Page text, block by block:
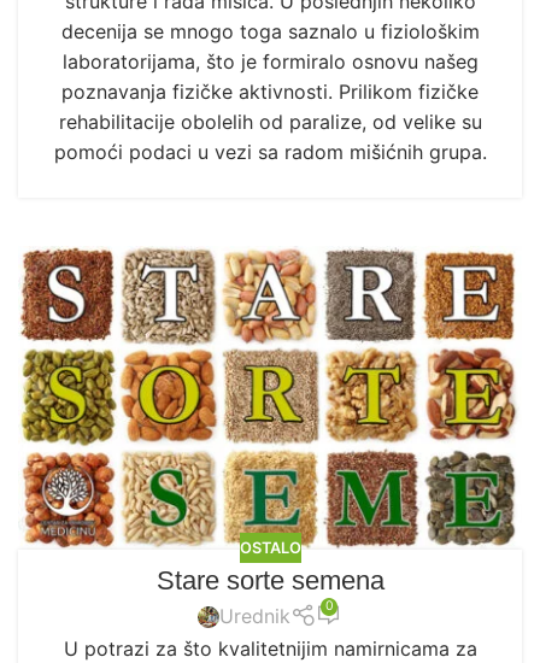
decenija se mnogo toga saznalo u fiziološkim
laboratorijama, što je formiralo osnovu našeg
poznavanja fizičke aktivnosti. Prilikom fizičke
rehabilitacije obolelih od paralize, od velike su
pomoći podaci u vezi sa radom mišićnih grupa.
OSTALO
Stare sorte semena
Urednik 0
U potrazi za što kvalitetnijim namirnicama za